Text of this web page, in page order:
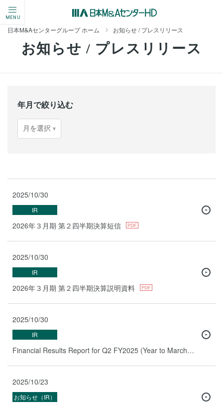
MENU
日本M&Aセンターグループ ホーム お知らせ / プレスリリース
お知らせ / プレスリリース
年月で絞り込む
2025/10/30
IR
2026年３月期 第２四半期決算短信
2025/10/30
IR
2026年３月期 第２四半期決算説明資料
2025/10/30
IR
Financial Results Report for Q2 FY2025 (Year to March 2026)
2025/10/23
お知らせ（IR）